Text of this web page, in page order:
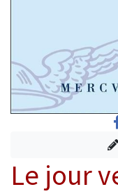
Le jour